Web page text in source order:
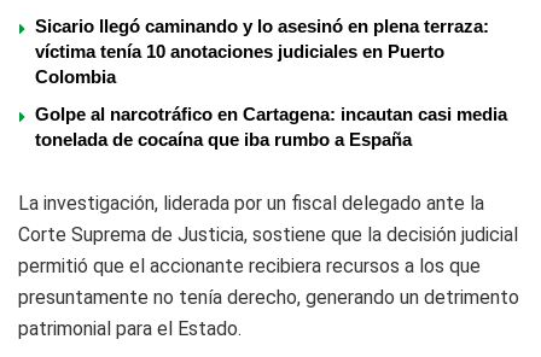
Sicario llegó caminando y lo asesinó en plena terraza:
víctima tenía 10 anotaciones judiciales en Puerto
Colombia
Golpe al narcotráfico en Cartagena: incautan casi media
tonelada de cocaína que iba rumbo a España
La investigación, liderada por un fiscal delegado ante la
Corte Suprema de Justicia, sostiene que la decisión judicial
permitió que el accionante recibiera recursos a los que
presuntamente no tenía derecho, generando un detrimento
patrimonial para el Estado.